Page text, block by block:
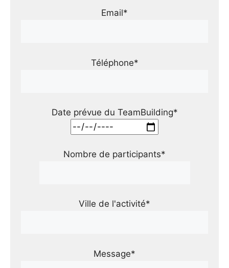
Email*
Téléphone*
Date prévue du TeamBuilding*
Nombre de participants*
Ville de l'activité*
Message*